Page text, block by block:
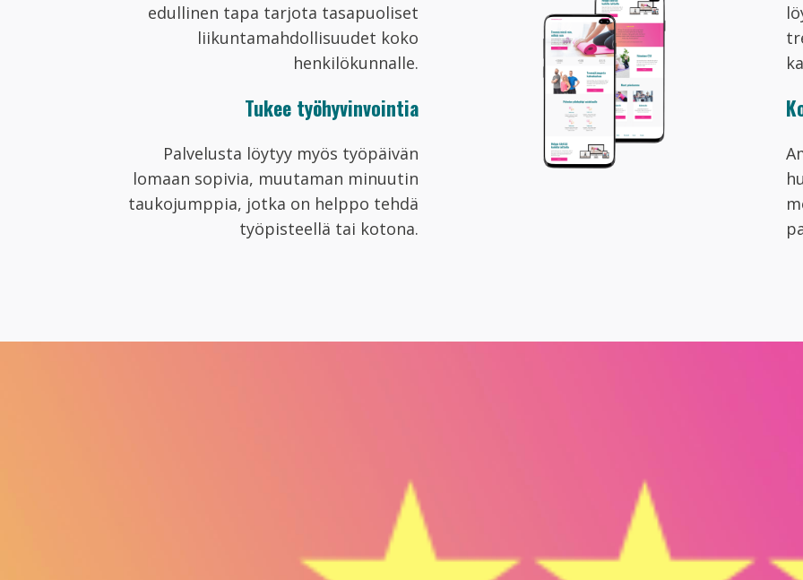
edullinen tapa tarjota tasapuoliset
liikuntamahdollisuudet koko
henkilökunnalle.
Tukee työhyvinvointia
Palvelusta löytyy myös työpäivän
lomaan sopivia, muutaman minuutin
taukojumppia, jotka on helppo tehdä
työpisteellä tai kotona.